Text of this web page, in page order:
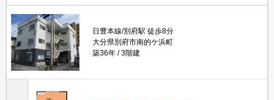
日豊本線/別府駅 徒歩8分
大分県別府市南的ケ浜町
築36年
3階建